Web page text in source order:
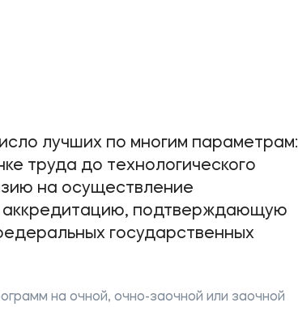
лучших по многим параметрам:
труда до технологического
на осуществление
аккредитацию, подтверждающую
государственных
на очной, очно-заочной или заочной